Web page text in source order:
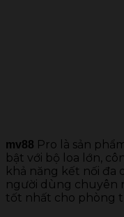
mv88 Pro là sản
bật với bộ loa lớn,
khả năng kết nối đa
người dùng chuyên
tốt nhất cho phòng